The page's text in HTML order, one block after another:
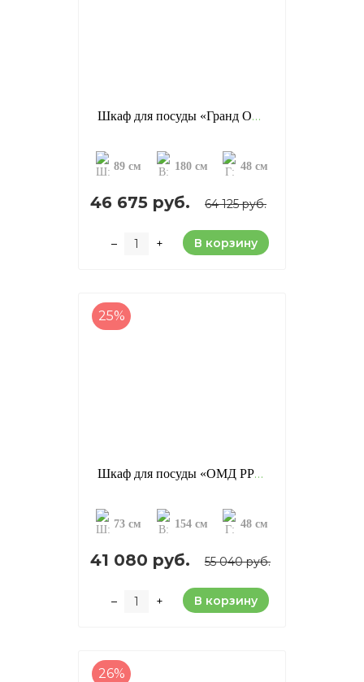
Шкаф для посуды «Гранд ОМД», отделка: старение (сосна)
89 см 180 см 48 см
46 675 руб. 64 125 руб.
– + В корзину
25%
Шкаф для посуды «ОМД PP», отделка: старение (сосна)
73 см 154 см 48 см
41 080 руб. 55 040 руб.
– + В корзину
26%